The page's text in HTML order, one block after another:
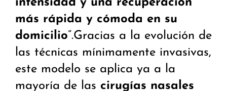
intensidad y una recuperación
más rápida y cómoda en su
domicilio”.Gracias a la evolución de
las técnicas mínimamente invasivas,
este modelo se aplica ya a la
mayoría de las cirugías nasales